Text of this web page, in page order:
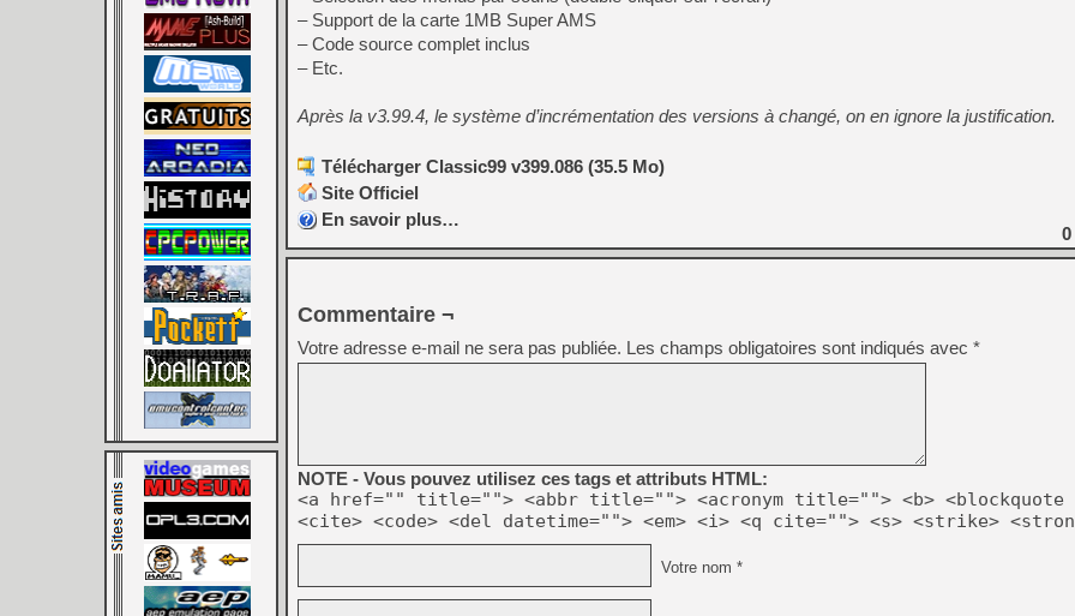
– Support de la carte 1MB Super AMS
– Code source complet inclus
– Etc.
Après la v3.99.4, le système d’incrémentation des versions à changé, on en ignore la justification.
Télécharger Classic99 v399.086 (35.5 Mo)
Site Officiel
En savoir plus…
0
Commentaire ¬
Votre adresse e-mail ne sera pas publiée. Les champs obligatoires sont indiqués avec *
NOTE - Vous pouvez utilisez ces tags et attributs HTML:
<a href="" title=""> <abbr title=""> <acronym title=""> <b> <blockquote
<cite> <code> <del datetime=""> <em> <i> <q cite=""> <s> <strike>
Votre nom *